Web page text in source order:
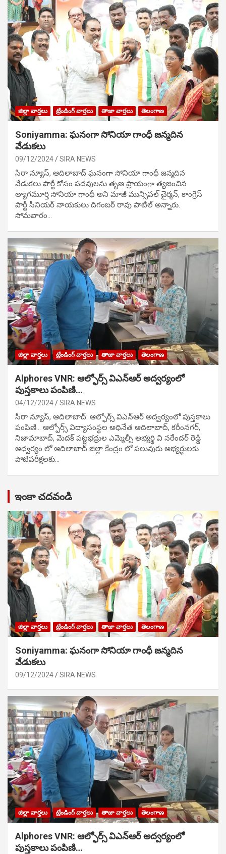
జిల్లా వార్తలు ట్రేండింగ్ వార్తలు తాజా వార్తలు తెలంగాణ
Soniyamma: ఘ‌నంగా సోనియా గాంధీ జ‌న్మ‌దిన
వేడుక‌లు
09/12/2024 SIRA NEWS
సిరా న్యూస్, ఆదిలాబాద్ ఘ‌నంగా సోనియా గాంధీ జ‌న్మ‌దిన
వేడుక‌లు పార్టీ కోసం ప‌ద‌వుల‌ను తృణ ప్రాయంగా త్య‌జించిన
త్యాగమూర్తి సోనియా గాంధీ అని మాజీ మున్సిప‌ల్ చైర్మ‌న్, కాంగ్రెస్
పార్టీ సీనియ‌ర్ నాయ‌కులు దిగంబ‌ర్ రావు పాటిల్ అన్నారు.
సోమవారం…
జిల్లా వార్తలు ట్రేండింగ్ వార్తలు తాజా వార్తలు తెలంగాణ
Alphores VNR: ఆల్ఫోర్స్ విఎన్ఆర్ అద్వర్యంలో
పుస్తకాలు పంపిణి…
04/12/2024 SIRA NEWS
సిరా న్యూస్, ఆదిలాబాద్: ఆల్ఫోర్స్ విఎన్ఆర్ అద్వర్యంలో పుస్తకాలు
పంపిణి… ఆల్ఫోర్స్ విద్యాసంస్థల అధినేత ఆదిలాబాద్, కరీంనగర్,
నిజామాబాద్, మెదక్ పట్టభద్రుల ఎమ్మెల్సీ అభ్యర్థి వి నరేందర్ రెడ్డి
అధ్వర్యం లో ఆదిలాబాద్ జిల్లా కేంద్రం లో పలువురు అభ్యర్థులకు
పోటిప‌రీక్ష‌ల‌కు…
ఇంకా చదవండి
జిల్లా వార్తలు ట్రేండింగ్ వార్తలు తాజా వార్తలు తెలంగాణ
Soniyamma: ఘ‌నంగా సోనియా గాంధీ జ‌న్మ‌దిన
వేడుక‌లు
09/12/2024 SIRA NEWS
జిల్లా వార్తలు ట్రేండింగ్ వార్తలు తాజా వార్తలు తెలంగాణ
Alphores VNR: ఆల్ఫోర్స్ విఎన్ఆర్ అద్వర్యంలో
పుస్తకాలు పంపిణి…